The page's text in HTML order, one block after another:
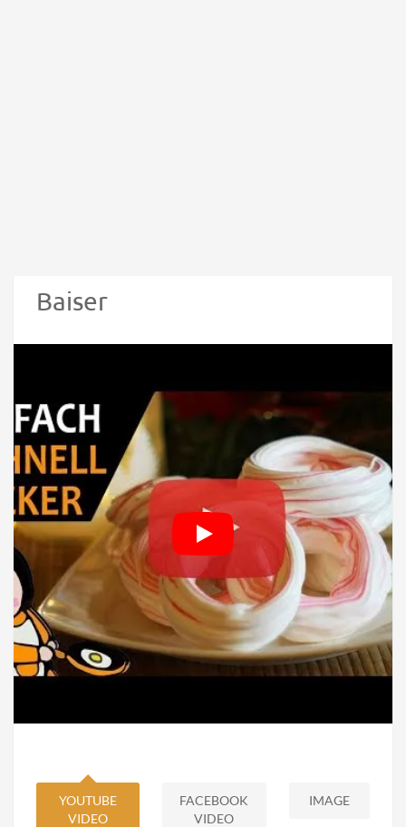
Baiser
YOUTUBE
VIDEO
FACEBOOK
VIDEO
IMAGE